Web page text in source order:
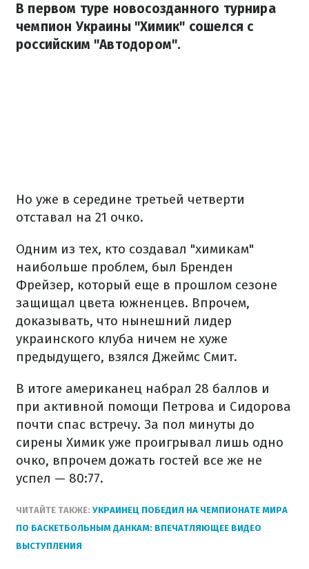
В первом туре новосозданного турнира
чемпион Украины "Химик" сошелся с
российским "Автодором".
Но уже в середине третьей четверти
отставал на 21 очко.
Одним из тех, кто создавал "химикам"
наибольше проблем, был Бренден
Фрейзер, который еще в прошлом сезоне
защищал цвета южненцев. Впрочем,
доказывать, что нынешний лидер
украинского клуба ничем не хуже
предыдущего, взялся Джеймс Смит.
В итоге американец набрал 28 баллов и
при активной помощи Петрова и Сидорова
почти спас встречу. За пол минуты до
сирены Химик уже проигрывал лишь одно
очко, впрочем дожать гостей все же не
успел — 80:77.
ЧИТАЙТЕ ТАКЖЕ: УКРАИНЕЦ ПОБЕДИЛ НА ЧЕМПИОНАТЕ МИРА
ПО БАСКЕТБОЛЬНЫМ ДАНКАМ: ВПЕЧАТЛЯЮЩЕЕ ВИДЕО
ВЫСТУПЛЕНИЯ